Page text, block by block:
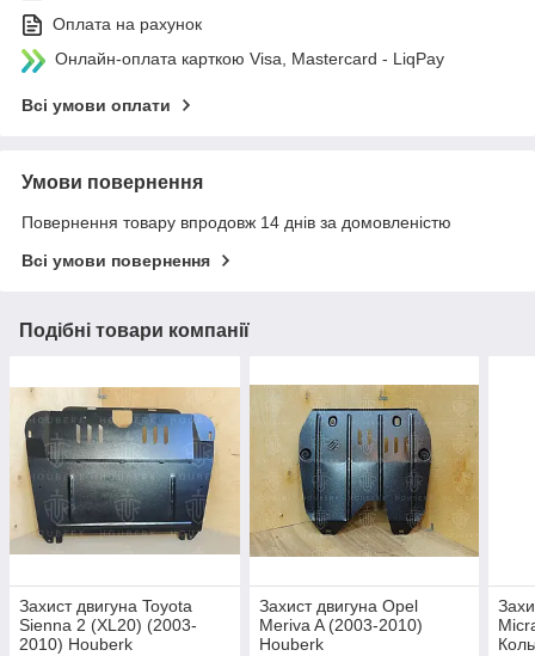
Оплата на рахунок
Онлайн-оплата карткою Visa, Mastercard - LiqPay
Всі умови оплати
Умови повернення
Повернення товару впродовж 14 днів за домовленістю
Всі умови повернення
Подібні товари компанії
Захист двигуна Toyota
Sienna 2 (XL20) (2003-
2010) Houberk
Захист двигуна Opel
Meriva A (2003-2010)
Houberk